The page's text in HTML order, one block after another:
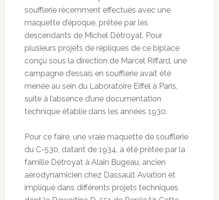
soufflerie récemment effectués avec une
maquette d’époque, prêtée par les
descendants de Michel Détroyat. Pour
plusieurs projets de répliques de ce biplace
conçu sous la direction de Marcel Riffard, une
campagne d’essais en soufflerie avait été
menée au sein du Laboratoire Eiffel à Paris,
suite à l’absence d’une documentation
technique établie dans les années 1930.
Pour ce faire, une vraie maquette de soufflerie
du C-530, datant de 1934, a été prêtée par la
famille Détroyat à Alain Bugeau, ancien
aérodynamicien chez Dassault Aviation et
impliqué dans différents projets techniques